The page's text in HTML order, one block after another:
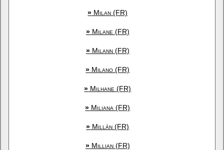
» Milan (FR)
»Milane (FR)
»Milann (FR)
» Milano (FR)
» Milhane (FR)
» Miliana (FR)
» Millàn (FR)
»Millian (FR)